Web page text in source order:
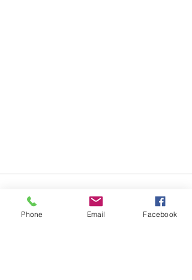
Phone Email Facebook